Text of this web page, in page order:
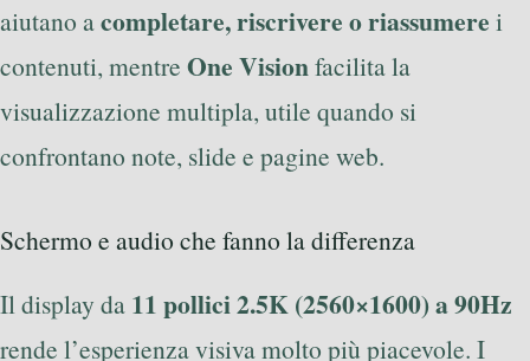
aiutano acompletare, riscrivere o riassumere i
contenuti, mentre One Visionfacilita la
visualizzazione multipla, utile quando si
confrontano note, slide e pagine web.
Schermo e audio che fanno la differenza
Il display da 11 pollici 2.5K (2560×1600) a 90Hz
rende l’esperienza visiva molto più piacevole. I